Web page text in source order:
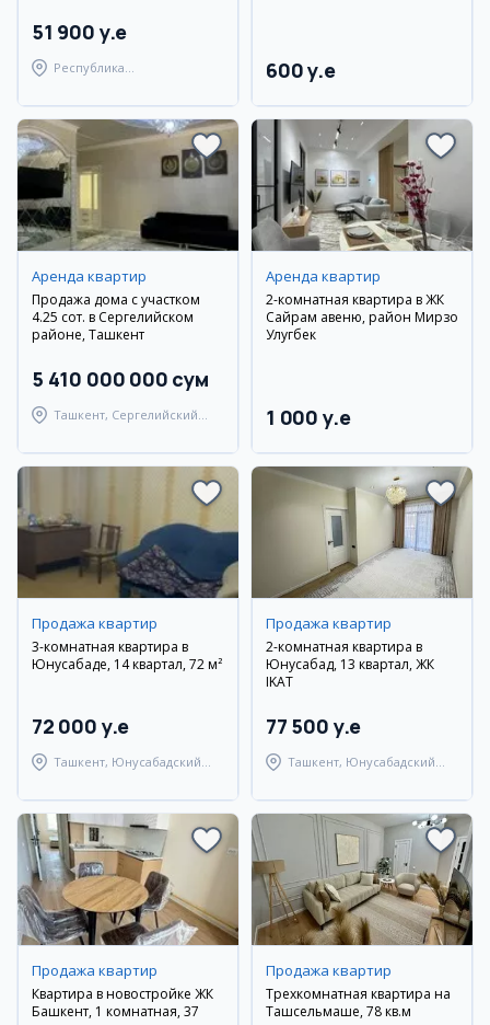
51 900 y.e
Республика
Берунийский район
600 y.e
Аренда квартир
Продажа дома с участком
4.25 сот. в Сергелийском
районе, Ташкент
5 410 000 000 сум
Ташкент, Сергелийский
Аренда квартир
2-комнатная квартира в ЖК
Сайрам авеню, район Мирзо
Улугбек
1 000 y.e
Продажа квартир
3-комнатная квартира в
Юнусабаде, 14 квартал, 72 м²
72 000 y.e
Ташкент, Юнусабадский
Продажа квартир
2-комнатная квартира в
Юнусабад, 13 квартал, ЖК
IKAT
77 500 y.e
Ташкент, Юнусабадский
Продажа квартир
Квартира в новостройке ЖК
Башкент, 1 комнатная, 37
Продажа квартир
Трехкомнатная квартира на
Ташсельмаше, 78 кв.м